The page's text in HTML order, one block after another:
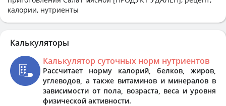
калории, нутриенты
Калькуляторы
Калькулятор суточных норм нутриентов
Рассчитает норму калорий, белков, жиров,
углеводов, а также витаминов и минералов в
зависимости от пола, возраста, веса и уровня
физической активности.